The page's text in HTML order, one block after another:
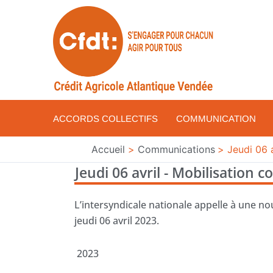
ACCORDS COLLECTIFS COMMUNICATION
Accueil Communications Jeudi 06
Jeudi 06 avril - Mobilisation
L’intersyndicale nationale appelle à une
jeudi 06 avril 2023.
2023